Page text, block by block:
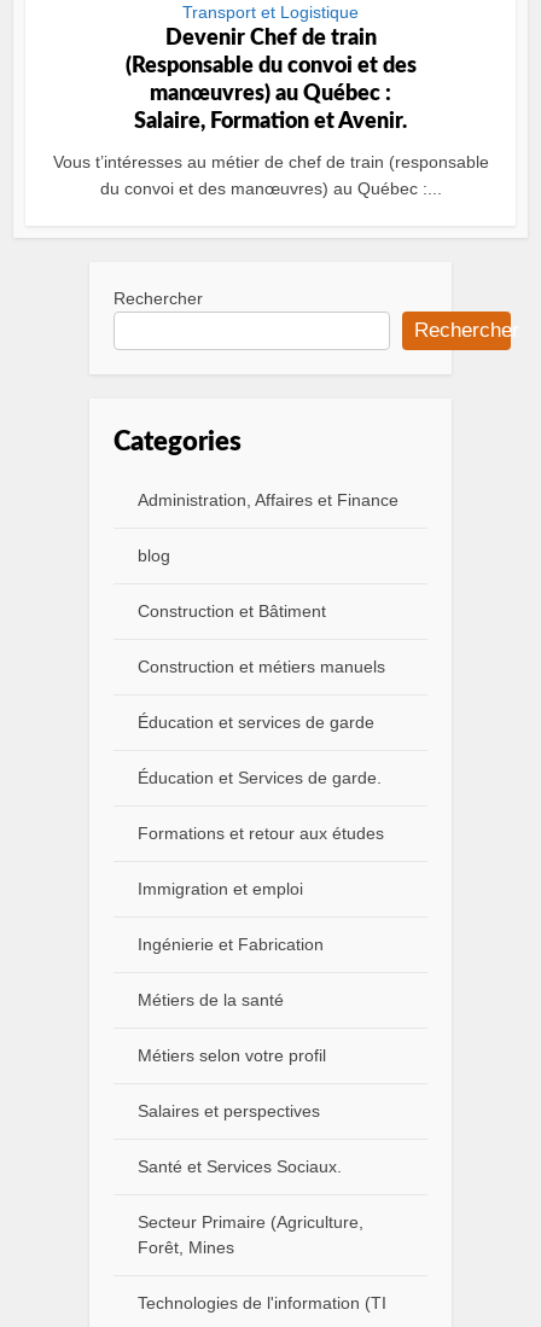
Transport et Logistique
Devenir Chef de train
(Responsable du convoi et des
manœuvres) au Québec :
Salaire, Formation et Avenir.
Vous t’intéresses au métier de chef de train (responsable
du convoi et des manœuvres) au Québec :...
Rechercher
Rechercher
Categories
Administration, Affaires et Finance
blog
Construction et Bâtiment
Construction et métiers manuels
Éducation et services de garde
Éducation et Services de garde.
Formations et retour aux études
Immigration et emploi
Ingénierie et Fabrication
Métiers de la santé
Métiers selon votre profil
Salaires et perspectives
Santé et Services Sociaux.
Secteur Primaire (Agriculture,
Forêt, Mines
Technologies de l'information (TI